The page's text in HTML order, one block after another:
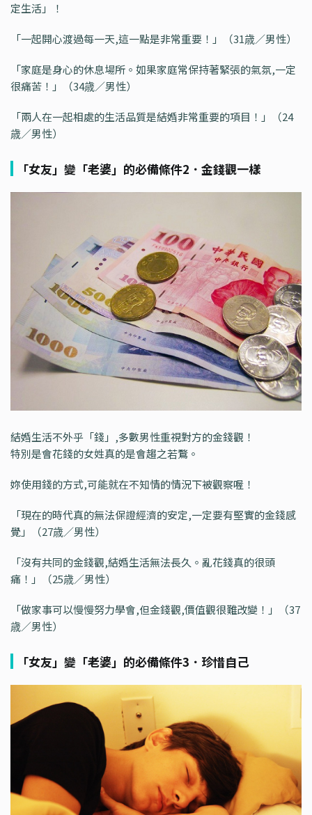
定生活」！
「一起開心渡過每一天,這一點是非常重要！」（31歳／男性）
「家庭是身心的休息場所。如果家庭常保持著緊張的氣氛,一定
很痛苦！」（34歳／男性）
「兩人在一起相處的生活品質是結婚非常重要的項目！」（24
歳／男性）
「女友」變「老婆」的必備條件2．金錢觀一樣
結婚生活不外乎「錢」,多數男性重視對方的金錢觀！
特別是會花錢的女姓真的是會趨之若鶩。
妳使用錢的方式,可能就在不知情的情況下被觀察喔！
「現在的時代真的無法保證經濟的安定,一定要有堅實的金錢感
覺」（27歳／男性）
「沒有共同的金錢觀,結婚生活無法長久。亂花錢真的很頭
痛！」（25歳／男性）
「做家事可以慢慢努力學會,但金錢觀,價值觀很難改變！」（37
歳／男性）
「女友」變「老婆」的必備條件3．珍惜自己